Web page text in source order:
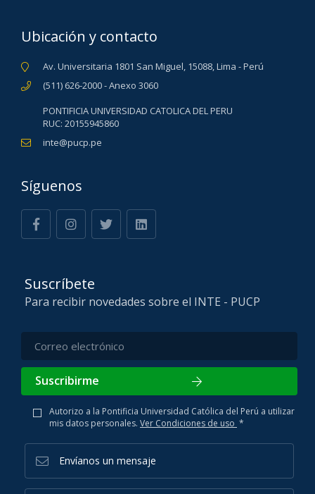
Ubicación y contacto
Av. Universitaria 1801 San Miguel, 15088, Lima - Perú
(511) 626-2000 - Anexo 3060
PONTIFICIA UNIVERSIDAD CATOLICA DEL PERU
RUC: 20155945860
inte@pucp.pe
Síguenos
Suscríbete
Para recibir novedades sobre el INTE - PUCP
Suscribirme
Autorizo a la Pontificia Universidad Católica del Perú a utilizar
mis datos personales. Ver Condiciones de uso *
Envíanos un mensaje